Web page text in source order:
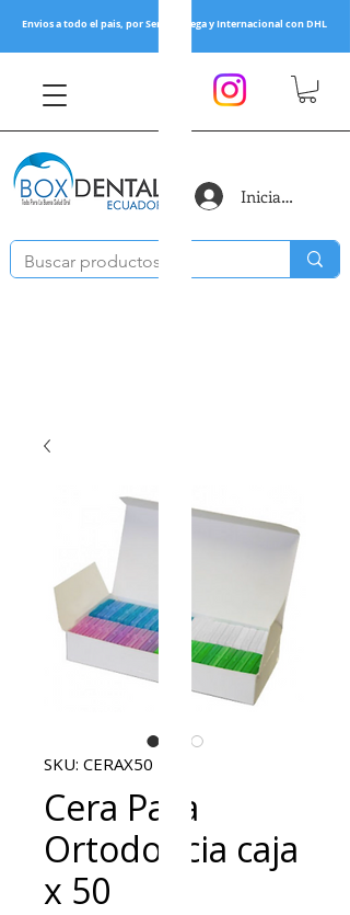
Envios a todo el pais, por Servientrega y Internacional con DHL
Iniciar sesión
SKU: CERAX50
Cera Para
Ortodoncia caja
x 50